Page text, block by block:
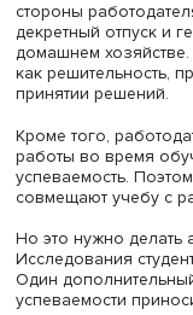
Кроме того, есть
гендерной
более высокая
средний балл
ниже, чем у
на 25–30%
образования для
мужчин, то есть
зарабатывают
велик. Возможно,
(второе место
зарплаты